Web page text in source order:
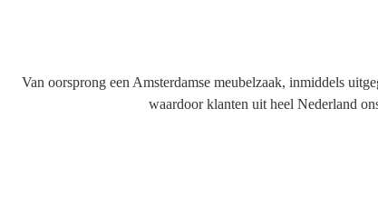
Van oorsprong een Amsterdamse meubelzaak, inmiddels
waardoor klanten uit heel Nederland